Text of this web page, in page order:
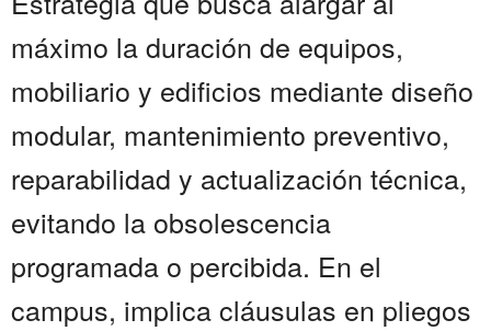
máximo la duración de equipos,
mobiliario y edificios mediante diseño
modular, mantenimiento preventivo,
reparabilidad y actualización técnica,
evitando la obsolescencia
programada o percibida. En el
campus, implica cláusulas en pliegos